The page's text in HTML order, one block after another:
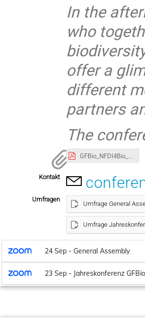
In the
who
offer a
different
partners
The
GFBio_NFDI4Bio_Jahreskonferenz_2021_Booklet.pdf
Kontakt
Umfragen
Umfrage General
Umfrage
24 Sep - General Assembly
23 Sep - Jahreskonferenz